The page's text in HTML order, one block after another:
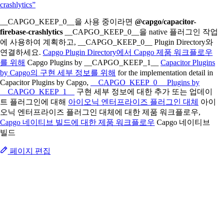
crashlytics”
__CAPGO_KEEP_0__을 사용 중이라면 @capgo/capacitor-
firebase-crashlytics __CAPGO_KEEP_0__을 native 플러그인 작업
에 사용하여 계획하고, __CAPGO_KEEP_0__ Plugin Directory와
연결하세요. Capgo Plugin Directory에서 Capgo 제품 워크플로우
를 위해 Capgo Plugins by __CAPGO_KEEP_1__ Capacitor Plugins
by Capgo의 구현 세부 정보를 위해 for the implementation detail in
Capacitor Plugins by Capgo,
__CAPGO_KEEP_0__ Plugins by
__CAPGO_KEEP_1__
구현 세부 정보에 대한 추가 또는 업데이
트 플러그인에 대해 아이오닉 엔터프라이즈 플러그인 대체 아이
오닉 엔터프라이즈 플러그인 대체에 대한 제품 워크플로우,
Capgo 네이티브 빌드에 대한 제품 워크플로우 Capgo 네이티브
빌드
페이지 편집